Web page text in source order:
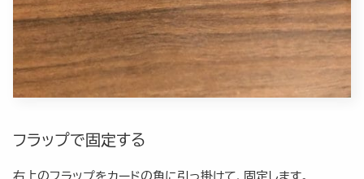
フラップで固定する
右上のフラップをカードの角に引っ掛けて、固定します。